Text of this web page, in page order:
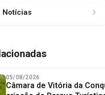
Notícias
05/08/2026
Câmara de Vitória da